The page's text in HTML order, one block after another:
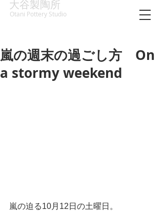
大谷製陶所
Otani Pottery Studio
嵐の週末の過ごし方 On
a stormy weekend
嵐の迫る10月12日の土曜日。